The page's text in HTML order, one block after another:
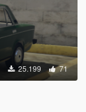
25.199 71